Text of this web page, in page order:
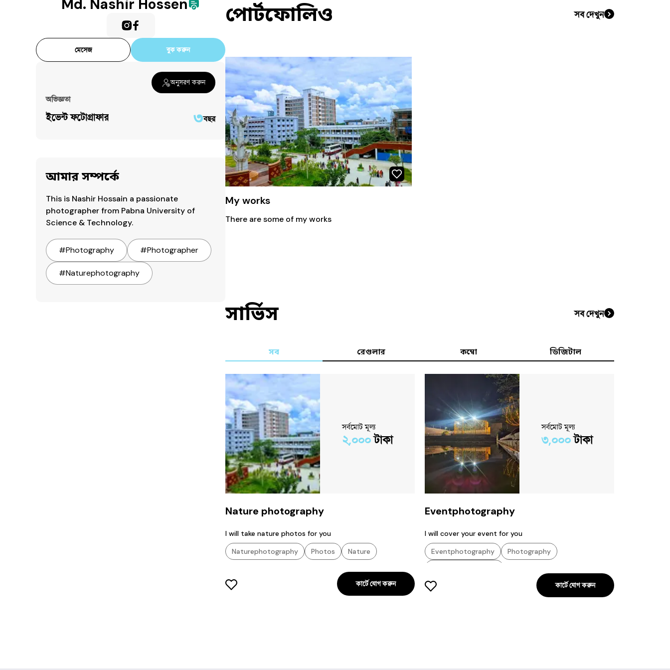
Md. Nashir Hossen
মেসেজ বুক করুন
অনুসরণ করুন
অভিজ্ঞতা
ইভেন্ট ফটোগ্রাফার ৩বছর
আমার সম্পর্কে
This is Nashir Hossain a passionate
photographer from Pabna University of
Science & Technology.
#Photography #Photographer
#Naturephotography
পোর্টফোলিও সব দেখুন
My works
There are some of my works
সার্ভিস সব দেখুন
সব রেগুলার কম্বো ডিজিটাল
সর্বমোট মূল্য
২,০০০টাকা
Nature photography
I will take nature photos for you
Naturephotography
Photos Nature
কার্টে যোগ করুন
সর্বমোট মূল্য
৩,০০০টাকা
Eventphotography
I will cover your event for you
Eventphotography
Photography
কার্টে যোগ করুন